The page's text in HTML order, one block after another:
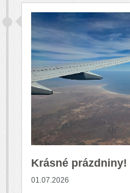
Krásné prázdniny!
01.07.2026